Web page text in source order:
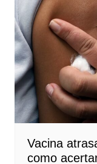
Vacina
como